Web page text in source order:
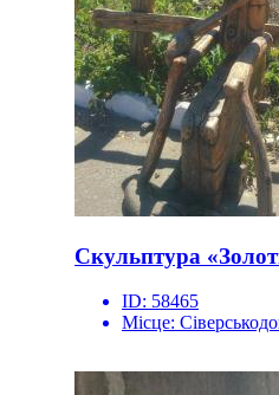
Скульптура
ID: 58465
Місце: